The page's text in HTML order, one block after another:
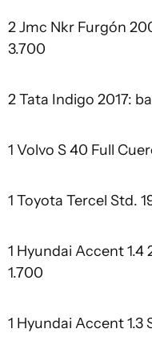
2 Jmc Nkr Furgón
3.700
2 Tata Indigo 2017:
1 Volvo S 40 Full
1 Toyota Tercel Std.
1 Hyundai Accent 1.4
1.700
1 Hyundai Accent 1.3